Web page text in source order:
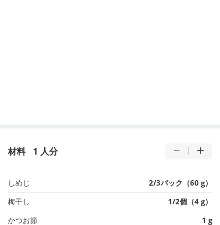
材料 1 人分
しめじ
2/3パック（60 g）
梅干し
1/2個（4 g）
かつお節
1 g